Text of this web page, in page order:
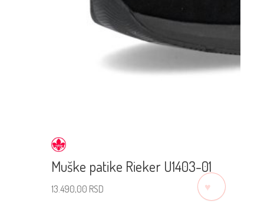
Muške patike Rieker U1403-01
13.490,00 RSD